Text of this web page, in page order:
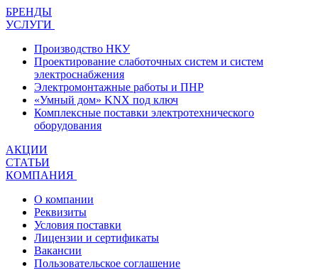
БРЕНДЫ
УСЛУГИ
Производство НКУ
Проектирование слаботочных систем и систем
электроснабжения
Электромонтажные работы и ПНР
«Умный дом» KNX под ключ
Комплексные поставки электротехнического
оборудования
АКЦИИ
СТАТЬИ
КОМПАНИЯ
О компании
Реквизиты
Условия поставки
Лицензии и сертификаты
Вакансии
Пользовательское соглашение